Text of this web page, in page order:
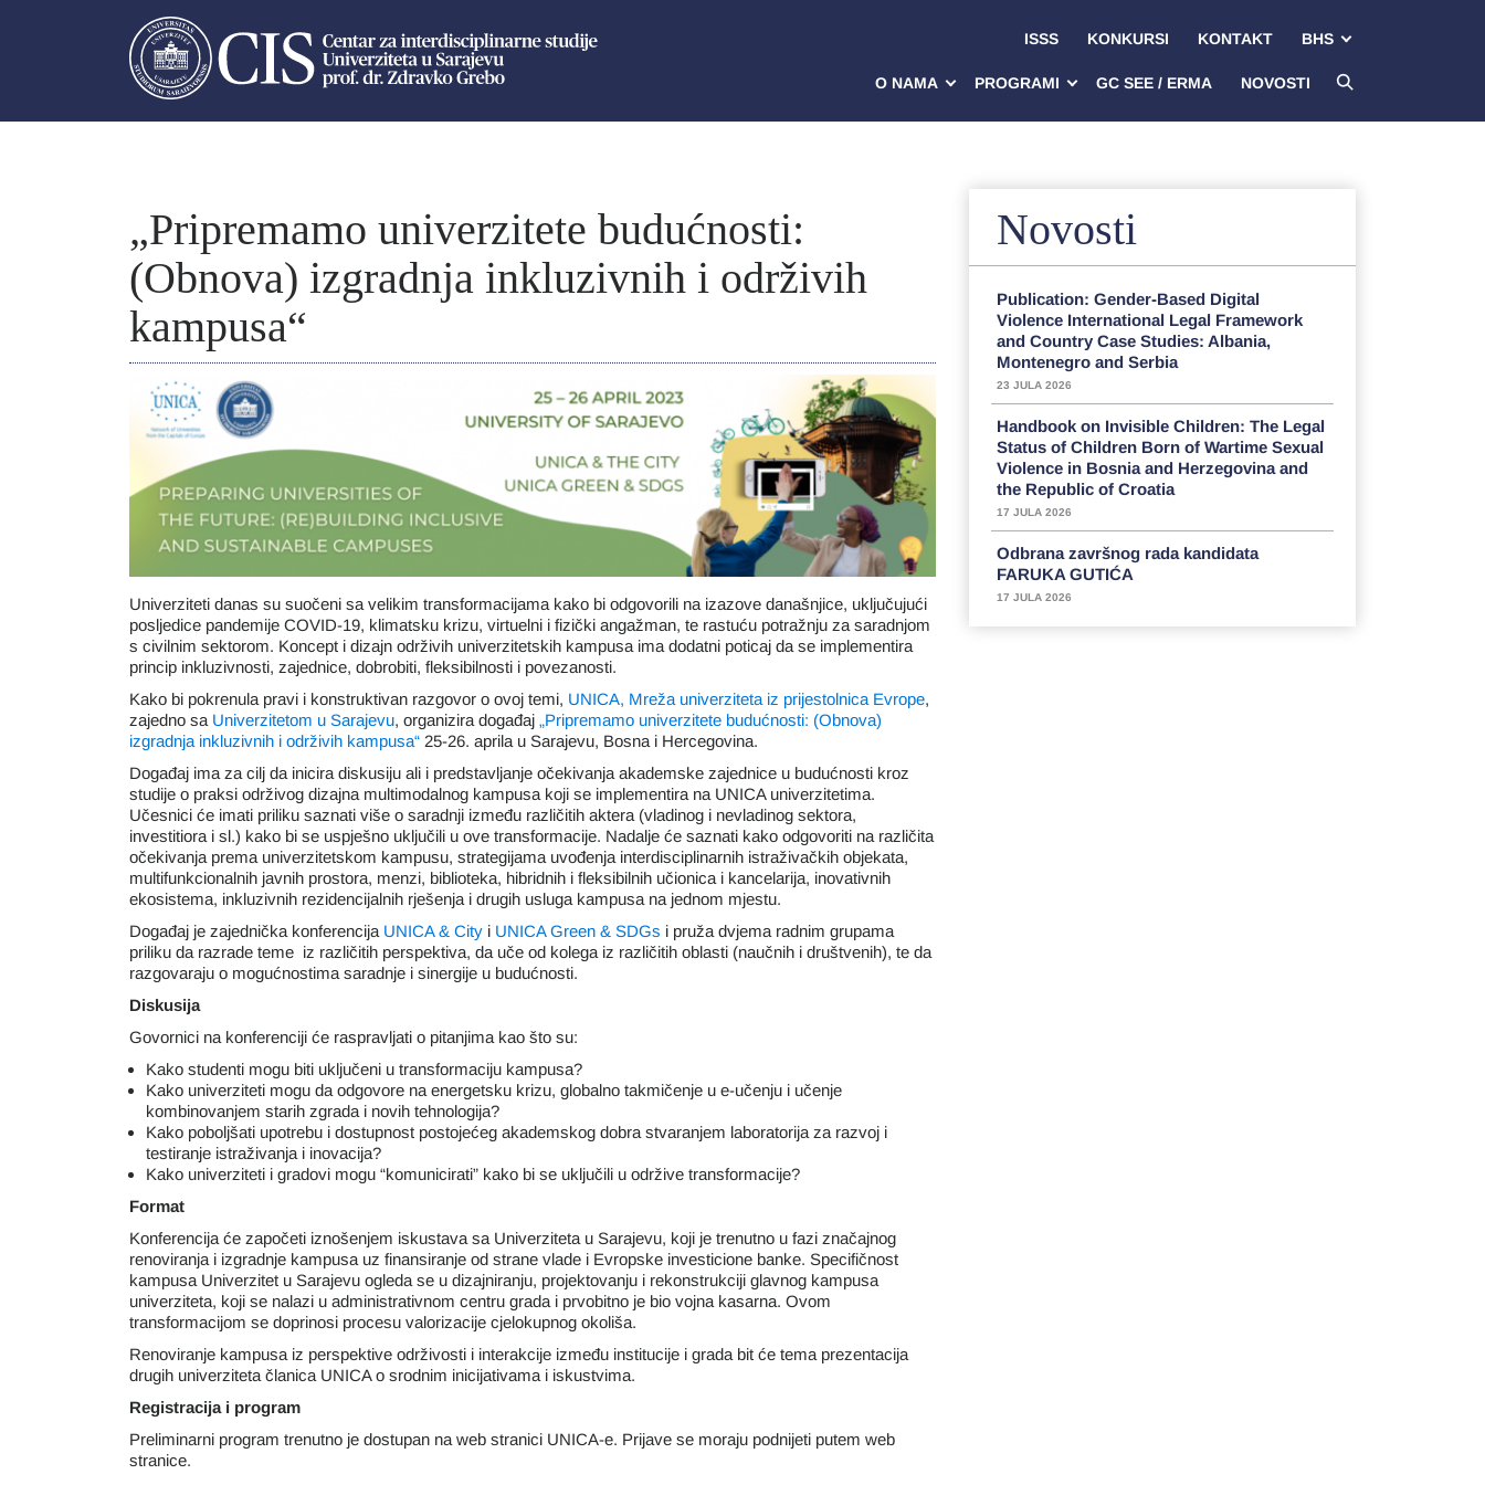
ISSS KONKURSI KONTAKT BHS
O NAMA PROGRAMI GC SEE / ERMA NOVOSTI
„Pripremamo univerzitete budućnosti:
(Obnova) izgradnja inkluzivnih i održivih
kampusa“
Univerziteti danas su suočeni sa velikim transformacijama kako bi odgovorili na izazove današnjice, uključujući
posljedice pandemije COVID-19, klimatsku krizu, virtuelni i fizički angažman, te rastuću potražnju za saradnjom
s civilnim sektorom. Koncept i dizajn održivih univerzitetskih kampusa ima dodatni poticaj da se implementira
princip inkluzivnosti, zajednice, dobrobiti, fleksibilnosti i povezanosti.
Kako bi pokrenula pravi i konstruktivan razgovor o ovoj temi, UNICA, Mreža univerziteta iz prijestolnica Evrope,
zajedno sa Univerzitetom u Sarajevu, organizira događaj „Pripremamo univerzitete budućnosti: (Obnova)
izgradnja inkluzivnih i održivih kampusa“ 25-26. aprila u Sarajevu, Bosna i Hercegovina.
Događaj ima za cilj da inicira diskusiju ali i predstavljanje očekivanja akademske zajednice u budućnosti kroz
studije o praksi održivog dizajna multimodalnog kampusa koji se implementira na UNICA univerzitetima.
Učesnici će imati priliku saznati više o saradnji između različitih aktera (vladinog i nevladinog sektora,
investitiora i sl.) kako bi se uspješno uključili u ove transformacije. Nadalje će saznati kako odgovoriti na različita
očekivanja prema univerzitetskom kampusu, strategijama uvođenja interdisciplinarnih istraživačkih objekata,
multifunkcionalnih javnih prostora, menzi, biblioteka, hibridnih i fleksibilnih učionica i kancelarija, inovativnih
ekosistema, inkluzivnih rezidencijalnih rješenja i drugih usluga kampusa na jednom mjestu.
Događaj je zajednička konferencija UNICA & City i UNICA Green & SDGs i pruža dvjema radnim grupama
priliku da razrade teme iz različitih perspektiva, da uče od kolega iz različitih oblasti (naučnih i društvenih), te da
razgovaraju o mogućnostima saradnje i sinergije u budućnosti.
Diskusija
Govornici na konferenciji će raspravljati o pitanjima kao što su:
Kako studenti mogu biti uključeni u transformaciju kampusa?
Kako univerziteti mogu da odgovore na energetsku krizu, globalno takmičenje u e-učenju i učenje
kombinovanjem starih zgrada i novih tehnologija?
Kako poboljšati upotrebu i dostupnost postojećeg akademskog dobra stvaranjem laboratorija za razvoj i
testiranje istraživanja i inovacija?
Kako univerziteti i gradovi mogu “komunicirati” kako bi se uključili u održive transformacije?
Format
Konferencija će započeti iznošenjem iskustava sa Univerziteta u Sarajevu, koji je trenutno u fazi značajnog
renoviranja i izgradnje kampusa uz finansiranje od strane vlade i Evropske investicione banke. Specifičnost
kampusa Univerzitet u Sarajevu ogleda se u dizajniranju, projektovanju i rekonstrukciji glavnog kampusa
univerziteta, koji se nalazi u administrativnom centru grada i prvobitno je bio vojna kasarna. Ovom
transformacijom se doprinosi procesu valorizacije cjelokupnog okoliša.
Renoviranje kampusa iz perspektive održivosti i interakcije između institucije i grada bit će tema prezentacija
drugih univerziteta članica UNICA o srodnim inicijativama i iskustvima.
Registracija i program
Preliminarni program trenutno je dostupan na web stranici UNICA-e. Prijave se moraju podnijeti putem web
stranice.
Novosti
Publication: Gender-Based Digital
Violence International Legal Framework
and Country Case Studies: Albania,
Montenegro and Serbia
23 JULA 2026
Handbook on Invisible Children: The Legal
Status of Children Born of Wartime Sexual
Violence in Bosnia and Herzegovina and
the Republic of Croatia
17 JULA 2026
Odbrana završnog rada kandidata
FARUKA GUTIĆA
17 JULA 2026